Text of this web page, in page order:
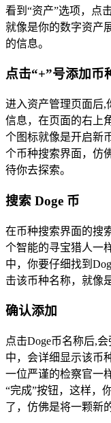
看到“资产”选项，点
就像是你的数字资产
的信息。
点击“+”号添加币
进入资产管理页面后,
信息，在页面的右上
个图标就像是开启新
个币种搜索界面，仿
待你去探索。
搜索 Doge 币
在币种搜索界面的搜
个智能的寻宝猎人一
中，你要仔细找到
击该币种名称，就像
确认添加
点击Doge币名称后,
中，会详细显示该币
一位严谨的检察官一
“完成”按钮，这样，
了，仿佛是将一颗新